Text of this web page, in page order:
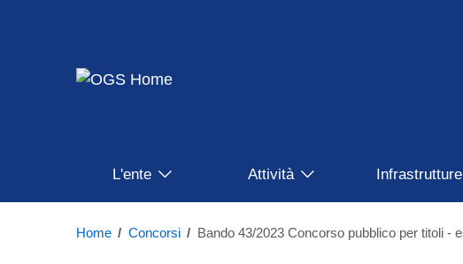
Navigazione
Principale
L'ente Attività Infrastrutture
Home / Concorsi /